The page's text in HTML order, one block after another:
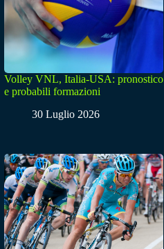
Volley VNL, Italia-USA: pronostico
e probabili formazioni
30 Luglio 2026